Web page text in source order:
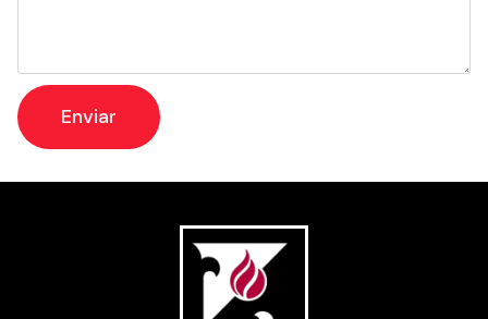
Enviar